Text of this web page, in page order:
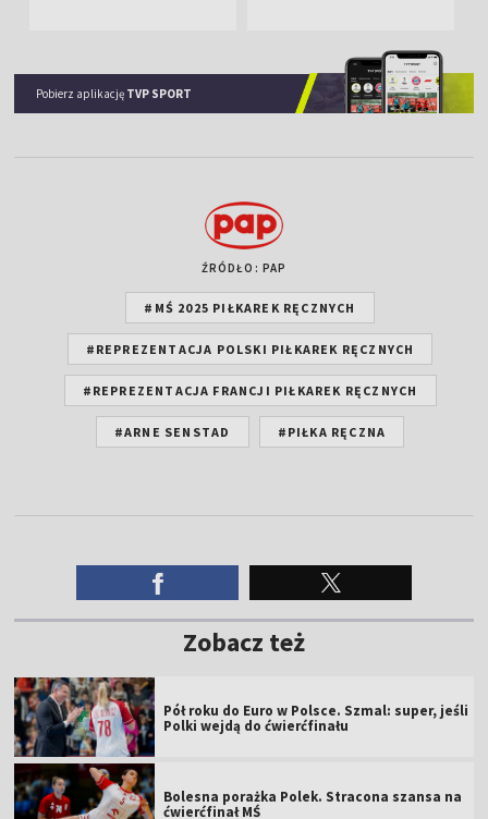
Pobierz aplikację TVP SPORT
ŹRÓDŁO: PAP
#MŚ 2025 PIŁKAREK RĘCZNYCH
#REPREZENTACJA POLSKI PIŁKAREK RĘCZNYCH
#REPREZENTACJA FRANCJI PIŁKAREK RĘCZNYCH
#ARNE SENSTAD #PIŁKA RĘCZNA
Zobacz też
Pół roku do Euro w Polsce. Szmal: super, jeśli
Polki wejdą do ćwierćfinału
Bolesna porażka Polek. Stracona szansa na
ćwierćfinał MŚ